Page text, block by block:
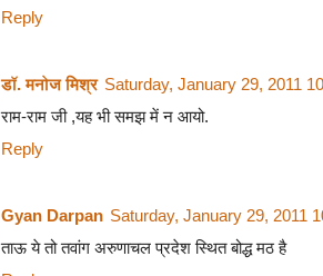
Reply
डॉ. मनोज मिश्र Saturday, January 29, 2011
राम-राम जी ,यह भी समझ में न आयो.
Reply
Gyan Darpan Saturday, January 29, 2011
ताऊ ये तो तवांग अरुणाचल प्रदेश स्थित बोद्ध मठ है